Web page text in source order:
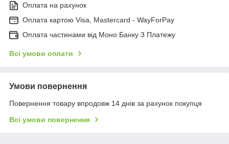
Оплата на рахунок
Оплата картою Visa, Mastercard - WayForPay
Оплата частинами від Моно Банку 3 Платежу
Всі умови оплати
Умови повернення
Повернення товару впродовж 14 днів за рахунок покупця
Всі умови повернення